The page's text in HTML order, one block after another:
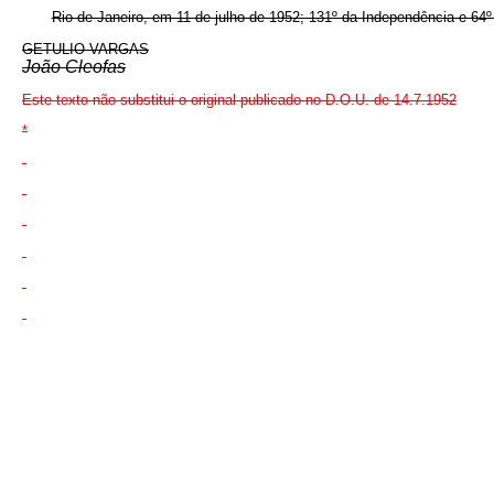
Rio de Janeiro, em 11 de julho de 1952; 131º da Independência e
GETULIO VARGAS
João Cleofas
Este texto não substitui o original publicado no D.O.U. de 14.7.1952
*